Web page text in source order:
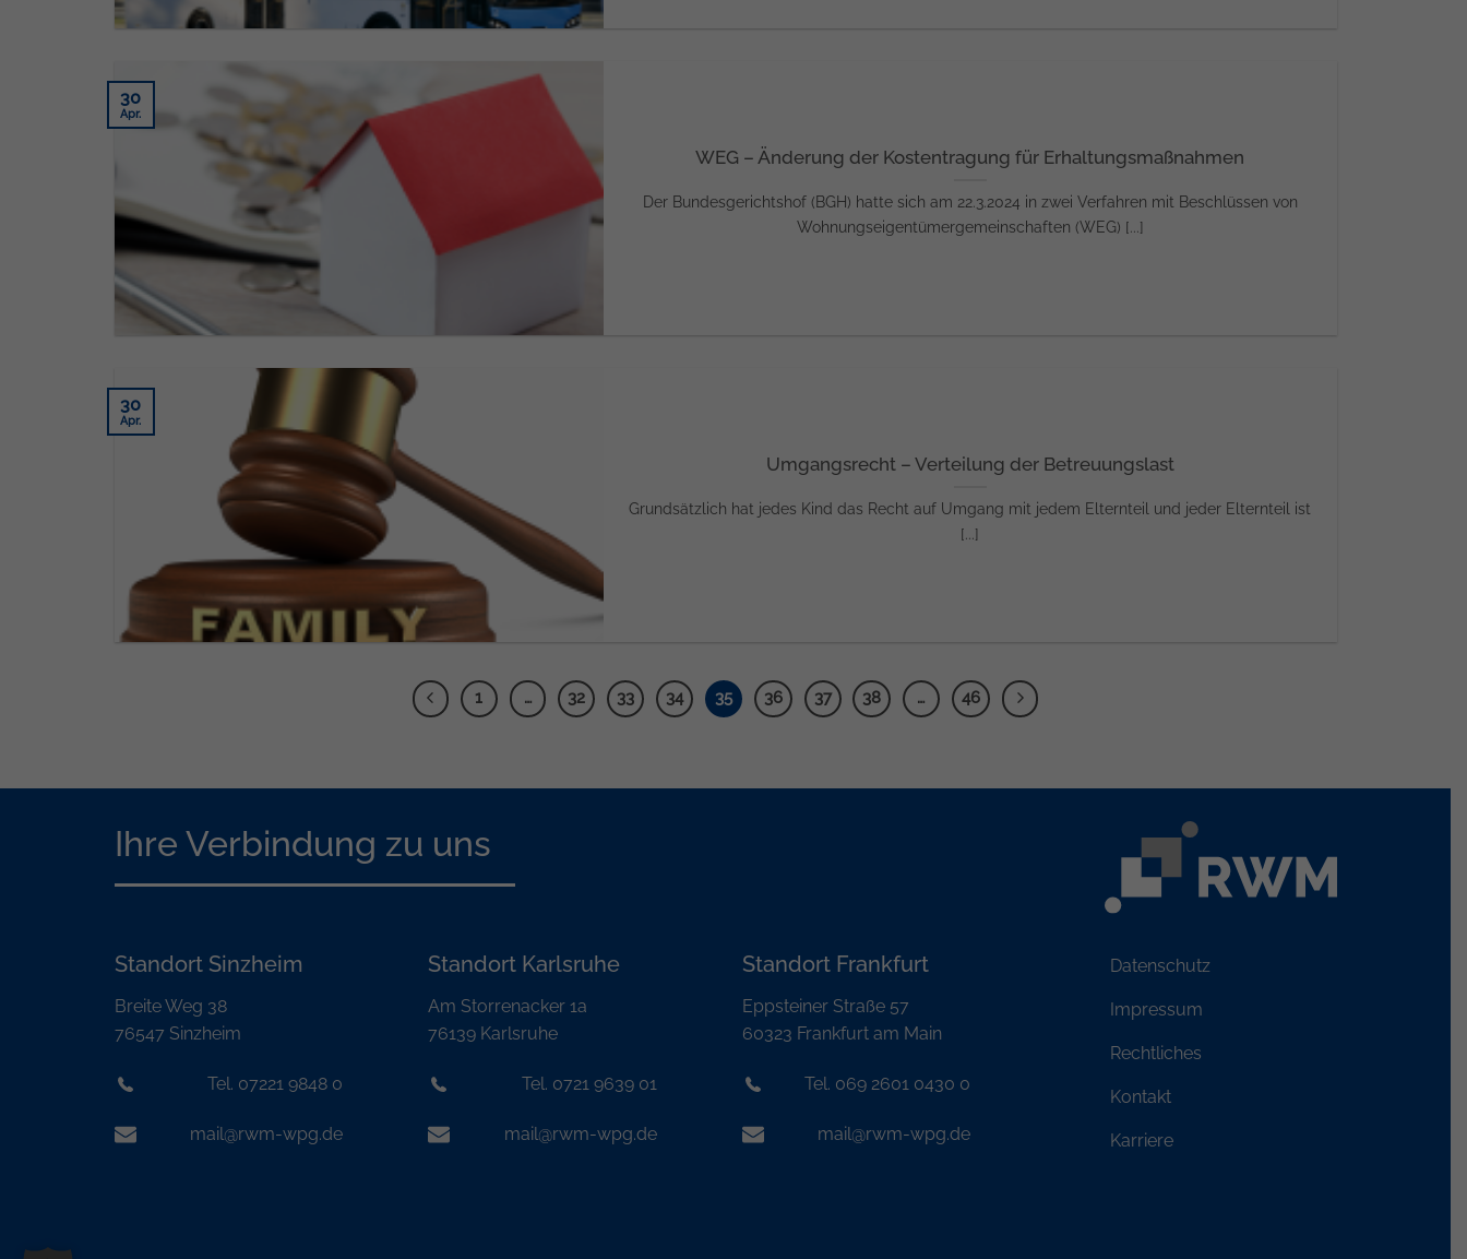
WEG – Änderung der Kostentragung für Erhaltungsmaßnahmen
Der Bundesgerichtshof (BGH) hatte sich am 22.3.2024 in zwei Verfahren mit Beschlüssen von
Wohnungseigentümergemeinschaften (WEG) [...]
30
Apr.
Umgangsrecht – Verteilung der Betreuungslast
Grundsätzlich hat jedes Kind das Recht auf Umgang mit jedem Elternteil und jeder Elternteil ist
[...]
30
Apr.
1 … 32 33 34 35 36 37 38 … 46
Ihre Verbindung zu uns
Standort Sinzheim
Breite Weg 38
76547 Sinzheim
Tel. 07221 9848 0
mail@rwm-wpg.de
Standort Karlsruhe
Am Storrenacker 1a
76139 Karlsruhe
Tel. 0721 9639 01
mail@rwm-wpg.de
Standort Frankfurt
Eppsteiner Straße 57
60323 Frankfurt am Main
Tel. 069 2601 0430 0
mail@rwm-wpg.de
Datenschutz
Impressum
Rechtliches
Kontakt
Karriere